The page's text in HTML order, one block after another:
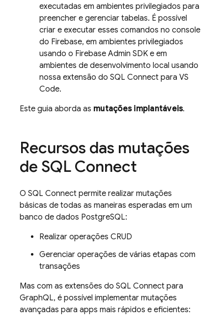
executadas em ambientes privilegiados para
preencher e gerenciar tabelas. É possível
criar e executar esses comandos no console
do Firebase, em ambientes privilegiados
usando o Firebase Admin SDK e em
ambientes de desenvolvimento local usando
nossa extensão do SQL Connect para VS
Code.
Este guia aborda as mutações implantáveis.
Recursos das mutações
de SQL Connect
O SQL Connect permite realizar mutações
básicas de todas as maneiras esperadas em um
banco de dados PostgreSQL:
Realizar operações CRUD
Gerenciar operações de várias etapas com
transações
Mas com as extensões do SQL Connect para
GraphQL, é possível implementar mutações
avançadas para apps mais rápidos e eficientes: